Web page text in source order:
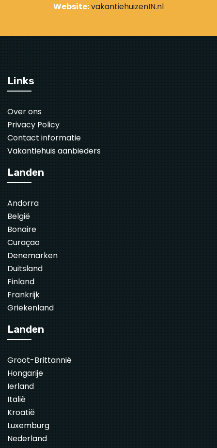
Website:vakantiehuizenIN.nl
Links
Over ons
Privacy Policy
Contact informatie
Vakantiehuis aanbieders
Landen
Andorra
België
Bonaire
Curaçao
Denemarken
Duitsland
Finland
Frankrijk
Griekenland
Landen
Groot-Brittannië
Hongarije
Ierland
Italië
Kroatië
Luxemburg
Nederland